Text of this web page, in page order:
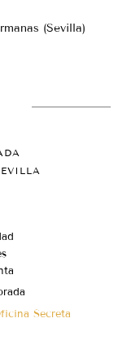
(Sevilla)
Secreta